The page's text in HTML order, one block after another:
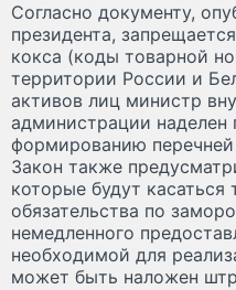
Согласно документу,
президента,
кокса (коды товарной
территории России и
активов лиц министр
администрации
формированию
Закон также
которые будут касаться
обязательства по
немедленного
необходимой для
может быть наложен